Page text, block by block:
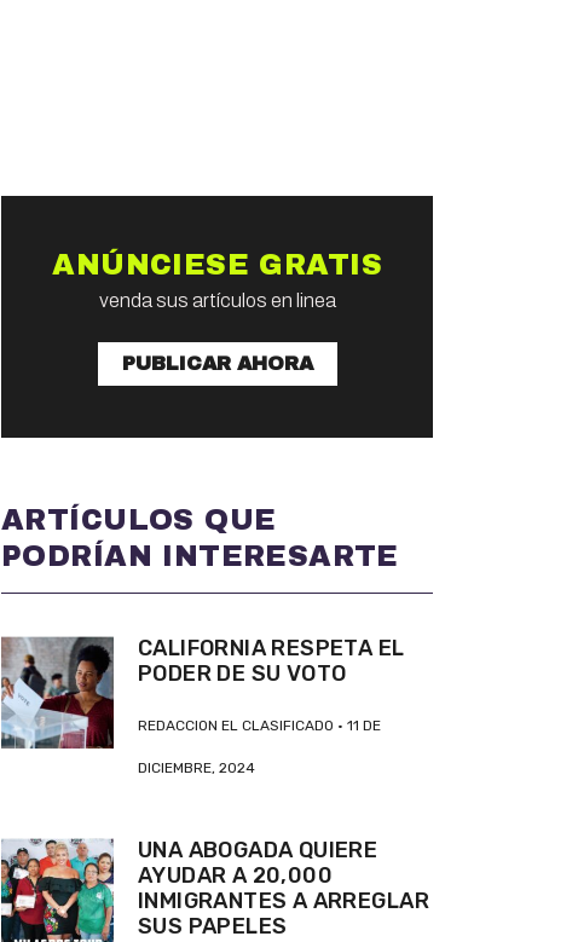
ANÚNCIESE GRATIS
venda sus artículos en linea
PUBLICAR AHORA
ARTÍCULOS QUE
PODRÍAN INTERESARTE
CALIFORNIA RESPETA EL
PODER DE SU VOTO
REDACCION EL CLASIFICADO 11 DE
DICIEMBRE, 2024
UNA ABOGADA QUIERE
AYUDAR A 20,000
INMIGRANTES A ARREGLAR
SUS PAPELES